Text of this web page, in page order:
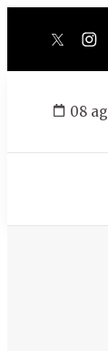
twitter
08